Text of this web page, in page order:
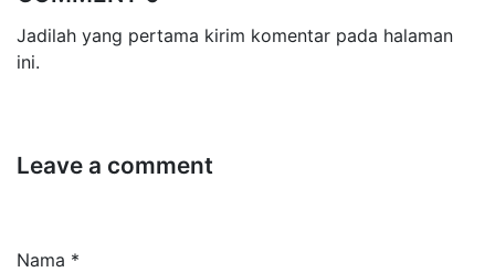
Jadilah yang pertama kirim komentar pada halaman
ini.
Leave a comment
Nama *